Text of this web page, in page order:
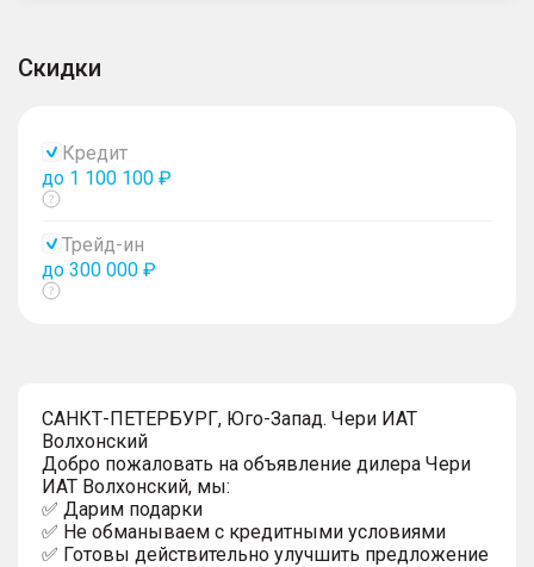
Скидки
Кредит
до 1 100 100 ₽
Показать
Трейд-ин
до 300 000 ₽
Показать
САНКТ-ПЕТЕРБУРГ, Юго-Запад. Чери ИАТ
Волхонский
Добро пожаловать на объявление дилера Чери
ИАТ Волхонский, мы:
✅ Дарим подарки
✅ Не обманываем с кредитными условиями
✅ Готовы действительно улучшить предложение